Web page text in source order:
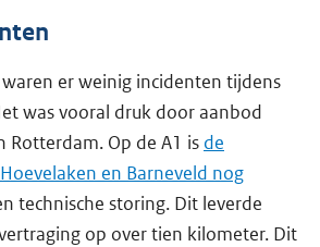
er weinig incidenten tijdens
was vooral druk door aanbod
Rotterdam. Op de A1 is de
en Barneveld nog
technische storing. Dit leverde
op over tien kilometer. Dit